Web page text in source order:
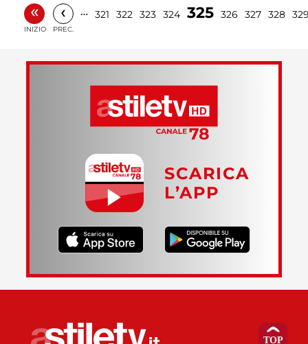
«
INIZIO
‹
PREC.
… 321 322 323 324 325 326 327 328
SCARICA
L’APP